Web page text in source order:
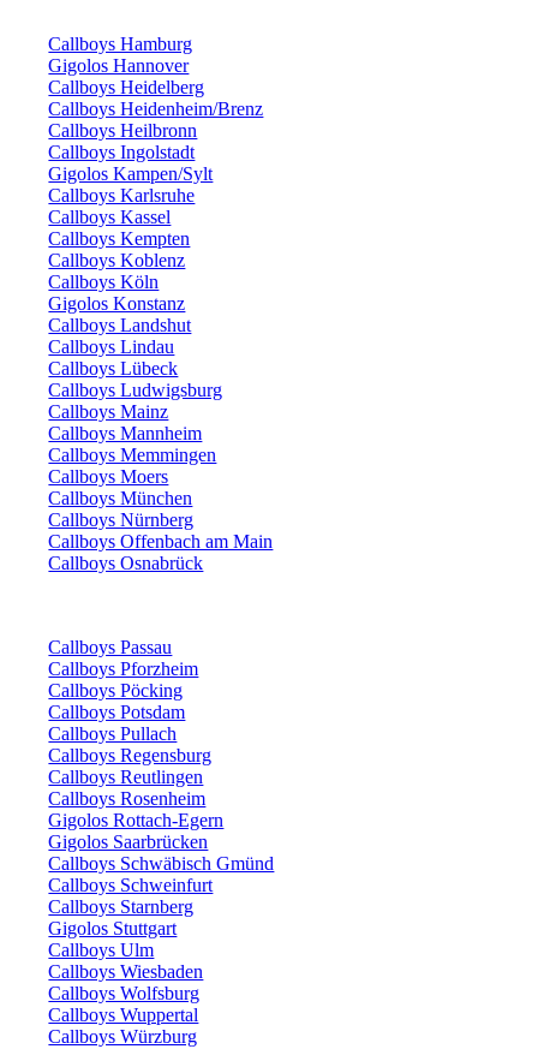
Callboys Hamburg
Gigolos Hannover
Callboys Heidelberg
Callboys Heidenheim/Brenz
Callboys Heilbronn
Callboys Ingolstadt
Gigolos Kampen/Sylt
Callboys Karlsruhe
Callboys Kassel
Callboys Kempten
Callboys Koblenz
Callboys Köln
Gigolos Konstanz
Callboys Landshut
Callboys Lindau
Callboys Lübeck
Callboys Ludwigsburg
Callboys Mainz
Callboys Mannheim
Callboys Memmingen
Callboys Moers
Callboys München
Callboys Nürnberg
Callboys Offenbach am Main
Callboys Osnabrück
Callboys Passau
Callboys Pforzheim
Callboys Pöcking
Callboys Potsdam
Callboys Pullach
Callboys Regensburg
Callboys Reutlingen
Callboys Rosenheim
Gigolos Rottach-Egern
Gigolos Saarbrücken
Callboys Schwäbisch Gmünd
Callboys Schweinfurt
Callboys Starnberg
Gigolos Stuttgart
Callboys Ulm
Callboys Wiesbaden
Callboys Wolfsburg
Callboys Wuppertal
Callboys Würzburg